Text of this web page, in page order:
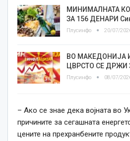
МИНИМАЛНАТА
ЗА 156 ДЕНАРИ
Плусинфо 20/07/
ВО МАКЕДОНИЈА
ЦВРСТО СЕ ДРЖИ
Плусинфо 08/07/
– Ако се знае дека војната во
причините за сегашната
цените на прехранбените